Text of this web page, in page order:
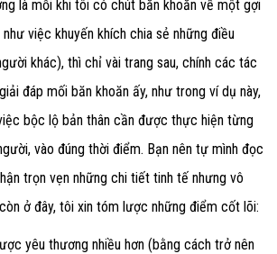
là mỗi khi tôi có chút băn khoăn về một gợi
việc khuyến khích chia sẻ những điều
khác), thì chỉ vài trang sau, chính các tác
đáp mối băn khoăn ấy, như trong ví dụ này,
bộc lộ bản thân cần được thực hiện từng
vào đúng thời điểm. Bạn nên tự mình đọc
trọn vẹn những chi tiết tinh tế nhưng vô
ở đây, tôi xin tóm lược những điểm cốt lõi:
yêu thương nhiều hơn (bằng cách trở nên